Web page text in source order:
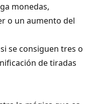
monedas,
o un aumento del
se consiguen tres o
de tiradas